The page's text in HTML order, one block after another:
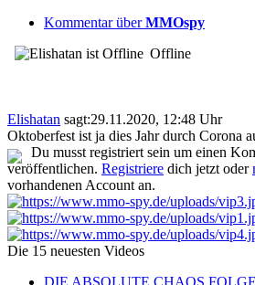
Kommentar überMMOspy
Offline
Elishatan sagt:29.11.2020, 12:48 Uhr
Oktoberfest ist ja dies Jahr durch Corona
Du musst registriert sein um einen
veröffentlichen. Registriere dich jetzt oder
vorhandenen Account an.
Die 15 neuesten Videos
DIE ABSOLUTE CHAOS